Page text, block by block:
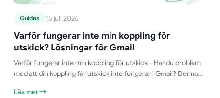
Guides 15 juli 2026
Varför fungerar inte min koppling för
utskick? Lösningar för Gmail
Varför fungerar inte min koppling för utskick - Har du problem
med att din koppling för utskick inte fungerar i Gmail? Denna
for Gmail.
Läs mer